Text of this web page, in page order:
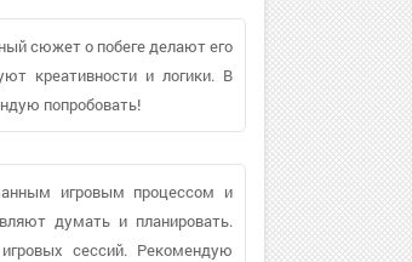
сюжет о побеге делают его
креативности и логики. В
попробовать!
игровым процессом и
думать и планировать.
сессий. Рекомендую